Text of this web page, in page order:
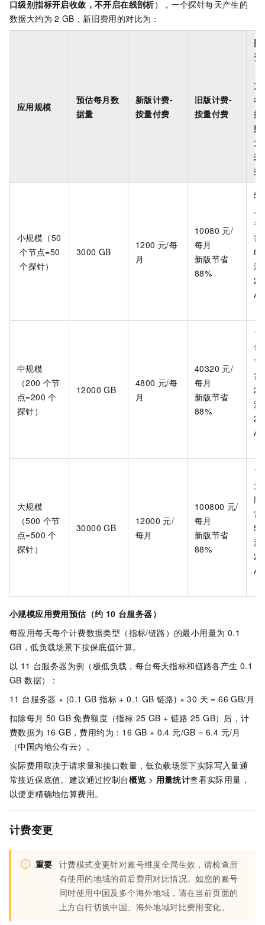
口级别指标开启收敛，不开启在线剖析），一个探针每天产生的
数据大约为 2 GB，新旧费用的对比为：
应用规模
预估每月数
据量
新版计费-
按量付费
旧版计费-
按量付费
旧
资
方
考
据
购
大
来
折
小规模（50
个节点=50
个探针）
3000 GB
1200 元/每
月
10080 元/
每月
新版节省
88%
省
需
源
中规模
（200 个节
点=200 个
探针）
12000 GB
4800 元/每
月
40320 元/
每月
新版节省
88%
每
节
需
源
大规模
（500 个节
点=500 个
探针）
30000 GB
12000 元/
每月
100800 元/
每月
新版节省
88%
元
版
需
源
小规模应用费用预估（约 10 台服务器）
每应用每天每个计费数据类型（指标/链路）的最小用量为 0.1
GB，低负载场景下按保底值计算。
以 11 台服务器为例（极低负载，每台每天指标和链路各产生 0.1
GB 数据）：
11 台服务器 × (0.1 GB 指标 + 0.1 GB 链路) × 30 天 = 66 GB/月
扣除每月 50 GB 免费额度（指标 25 GB + 链路 25 GB）后，计
费数据为 16 GB，费用约为：16 GB × 0.4 元/GB = 6.4 元/月
（中国内地公有云）。
实际费用取决于请求量和接口数量，低负载场景下实际写入量通
常接近保底值。建议通过控制台概览 > 用量统计查看实际用量，
以便更精确地估算费用。
计费变更
重要 计费模式变更针对账号维度全局生效，请检查所
有使用的地域的前后费用对比情况。如您的账号
同时使用中国及多个海外地域，请在当前页面的
上方自行切换中国、海外地域对比费用变化。